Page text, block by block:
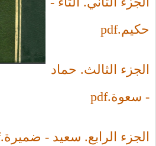
حكيم.pdf
الجزء الثالث. حماد
- سعوة.pdf
الجزء الرابع. سعيد - ضميرة.pdf